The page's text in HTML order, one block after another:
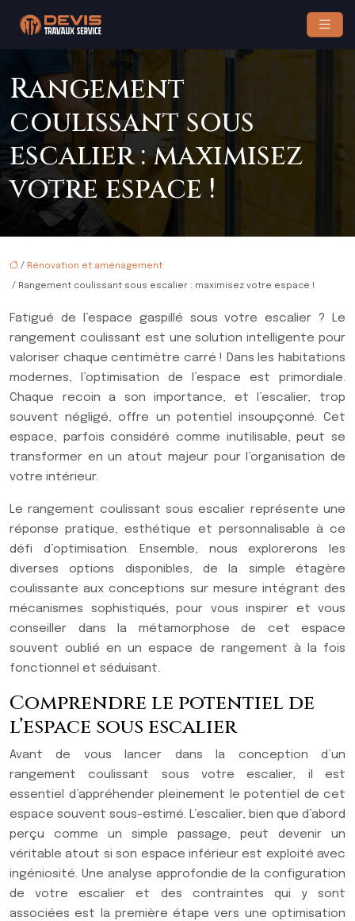
Rangement
coulissant sous
escalier : maximisez
votre espace !
/ Rénovation et aménagement
/ Rangement coulissant sous escalier : maximisez votre espace !
Fatigué de l’espace gaspillé sous votre escalier ? Le
rangement coulissant est une solution intelligente pour
valoriser chaque centimètre carré ! Dans les habitations
modernes, l’optimisation de l’espace est primordiale.
Chaque recoin a son importance, et l’escalier, trop
souvent négligé, offre un potentiel insoupçonné. Cet
espace, parfois considéré comme inutilisable, peut se
transformer en un atout majeur pour l’organisation de
votre intérieur.
Le rangement coulissant sous escalier représente une
réponse pratique, esthétique et personnalisable à ce
défi d’optimisation. Ensemble, nous explorerons les
diverses options disponibles, de la simple étagère
coulissante aux conceptions sur mesure intégrant des
mécanismes sophistiqués, pour vous inspirer et vous
conseiller dans la métamorphose de cet espace
souvent oublié en un espace de rangement à la fois
fonctionnel et séduisant.
Comprendre le potentiel de
l’espace sous escalier
Avant de vous lancer dans la conception d’un
rangement coulissant sous votre escalier, il est
essentiel d’appréhender pleinement le potentiel de cet
espace souvent sous-estimé. L’escalier, bien que d’abord
perçu comme un simple passage, peut devenir un
véritable atout si son espace inférieur est exploité avec
ingéniosité. Une analyse approfondie de la configuration
de votre escalier et des contraintes qui y sont
associées est la première étape vers une optimisation